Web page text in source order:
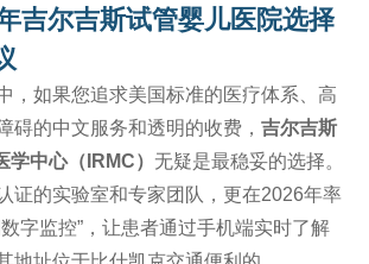
吉尔吉斯试管婴儿医院选择
，如果您追求美国标准的医疗体系、高
碍的中文服务和透明的收费， 吉尔吉斯
中心（IRMC） 无疑是最稳妥的选择。
证的实验室和专家团队，更在2026年率
字监控”，让患者通过手机端实时了解